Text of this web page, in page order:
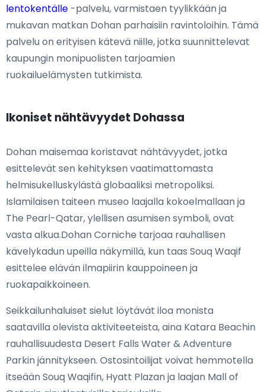
lentokentälle -palvelu, varmistaen tyylikkään ja
mukavan matkan Dohan parhaisiin ravintoloihin. Tämä
palvelu on erityisen kätevä niille, jotka suunnittelevat
kaupungin monipuolisten tarjoamien
ruokailuelämysten tutkimista.
Ikoniset nähtävyydet Dohassa
Dohan maisemaa koristavat nähtävyydet, jotka
esittelevät sen kehityksen vaatimattomasta
helmisukelluskylästä globaaliksi metropoliksi.
Islamilaisen taiteen museo laajalla kokoelmallaan ja
The Pearl-Qatar, ylellisen asumisen symboli, ovat
vasta alkua.Dohan Corniche tarjoaa rauhallisen
kävelykadun upeilla näkymillä, kun taas Souq Waqif
esittelee elävän ilmapiirin kauppoineen ja
ruokapaikkoineen.
Seikkailunhaluiset sielut löytävät iloa monista
saatavilla olevista aktiviteeteista, aina Katara Beachin
rauhallisuudesta Desert Falls Water & Adventure
Parkin jännitykseen. Ostosintoilijat voivat hemmotella
itseään Souq Waqifin, Hyatt Plazan ja laajan Mall of